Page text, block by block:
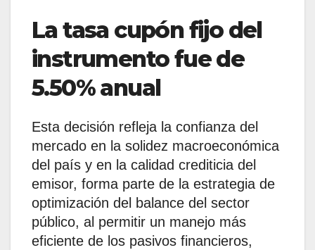
La tasa cupón fijo del
instrumento fue de
5.50% anual
Esta decisión refleja la confianza del
mercado en la solidez macroeconómica
del país y en la calidad crediticia del
emisor, forma parte de la estrategia de
optimización del balance del sector
público, al permitir un manejo más
eficiente de los pasivos financieros,